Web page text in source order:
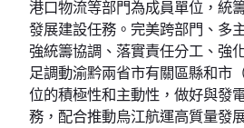
港口物流等部門為成員單位，統
發展建設任務。完美跨部門、多
強統籌協調、落實責任分工、強
足調動渝黔兩省市有關區縣和市
位的積極性和主動性，做好與發
務，配合推動烏江航運高質量發